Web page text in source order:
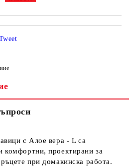
с Алое вера - L са
комфортни, проектирани за
при домакинска работа.